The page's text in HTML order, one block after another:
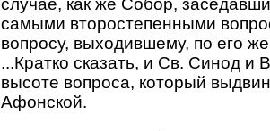
случае, как же Собор,
самыми второстепенными
вопросу, выходившему, по его
...Кратко сказать, и Св. Синод и
высоте вопроса, который
Афонской.